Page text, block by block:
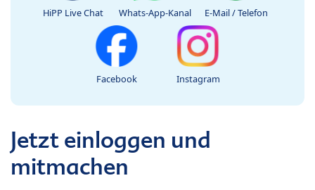
HiPP Live Chat Whats-App-Kanal E-Mail / Telefon
Facebook Instagram
Jetzt einloggen und
mitmachen